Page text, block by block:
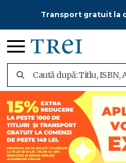
Transport gratuit la